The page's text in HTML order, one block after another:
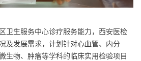
卫生服务中心诊疗服务能力，西安医检
及发展需求，计划针对心血管、内分
生物、肿瘤等学科的临床实用检验项目